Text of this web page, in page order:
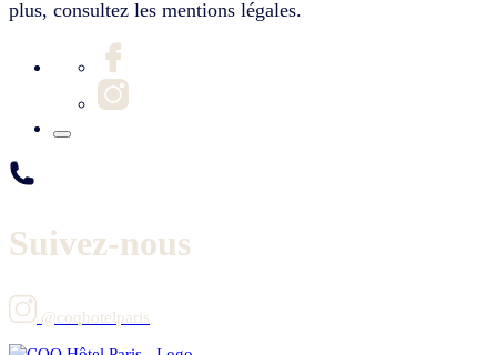
plus, consultez les mentions légales.
Suivez-nous
@coqhotelparis